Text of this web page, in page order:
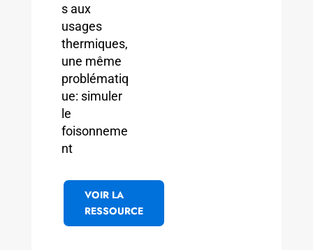
s aux
usages
thermiques,
une même
problématiq
ue: simuler
le
foisonneme
nt
VOIR LA
RESSOURCE